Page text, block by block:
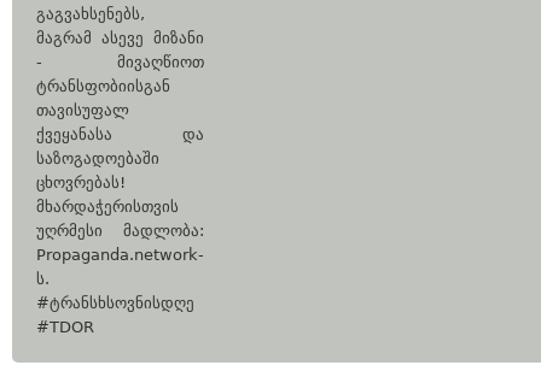
გაგვახსენებს,
მაგრამ ასევე მიზანი
- მივაღწიოთ
ტრანსფობიისგან
თავისუფალ
ქვეყანასა და
საზოგადოებაში
ცხოვრებას!
მხარდაჭერისთვის
უღრმესი მადლობა:
Propaganda.network-
ს.
#ტრანსხსოვნისდღე
#TDOR